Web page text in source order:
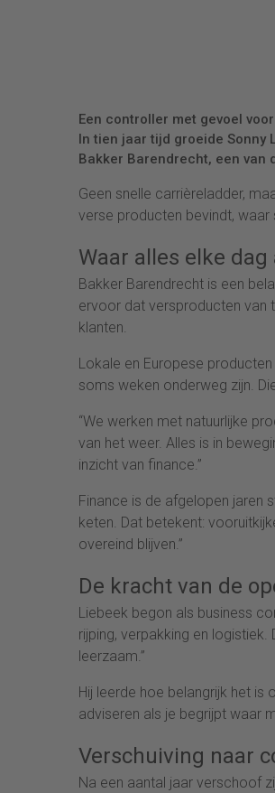
Een controller met gevoel
In tien jaar tijd groeide
Bakker Barendrecht, een
Geen snelle carrièreladder,
verse producten bevindt, waar
Waar alles elke
Bakker Barendrecht is een
ervoor dat versproducten van
klanten.
Lokale en Europese
soms weken onderweg zijn.
“We werken met natuurlijke
van het weer. Alles is in
inzicht van finance.”
Finance is de afgelopen jaren
keten. Dat betekent:
overeind blijven.”
De kracht van de
Liebeek begon als business
rijping, verpakking en
leerzaam.”
Hij leerde hoe belangrijk het
adviseren als je begrijpt waar
Verschuiving naar
Na een aantal jaar verschoof